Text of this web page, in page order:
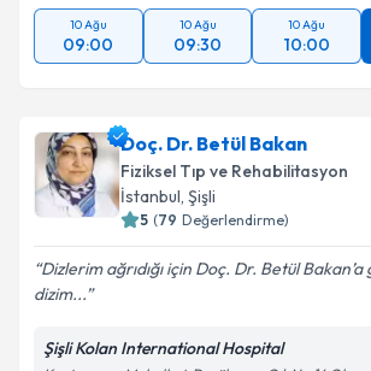
10 Ağu
09:00
10 Ağu
09:30
10 Ağu
10:00
Doç. Dr. Betül Bakan
Fiziksel Tıp ve Rehabilitasyon
İstanbul, Şişli
5 (79 Değerlendirme)
Dizlerim ağrıdığı için Doç. Dr. Betül
dizim...
Şişli Kolan International Hospital